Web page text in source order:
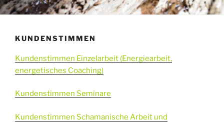
KUNDENSTIMMEN
Kundenstimmen Einzelarbeit (Energiearbeit,
energetisches Coaching)
Kundenstimmen Seminare
Kundenstimmen Schamanische Arbeit und